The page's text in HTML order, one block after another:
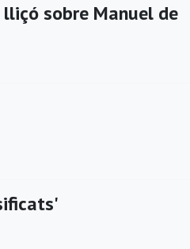
sobre Manuel de